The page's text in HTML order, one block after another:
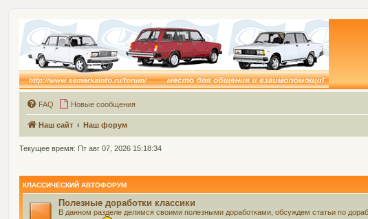
FAQ Новые сообщения
Наш сайт Наш форум
Текущее время: Пт авг 07, 2026 15:18:34
КЛАССИЧЕСКИЙ АВТОФОРУМ
Полезные доработки классики
В данном разделе делимся своими полезными доработками, обсуждем статьи по